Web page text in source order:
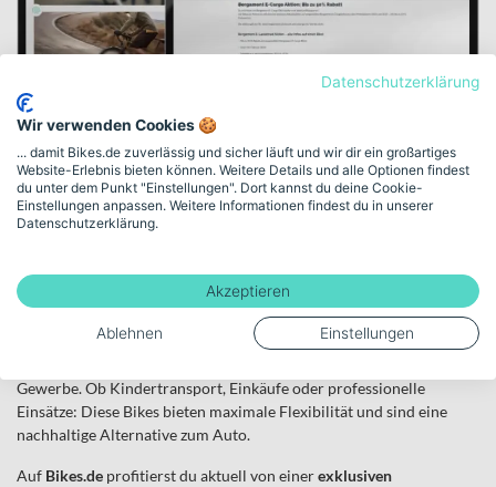
Bergamont E-Cargo
Aktion
Vergünstigte Cargobikes und
Mit Leichtigkeit Großes bewegen – mit einem Bergamont E-Cargo
Bergamont E-Cargo Bikes stehen für hohe Qualität, zuverlässige E-
Gewerbe. Ob Kindertransport, Einkäufe oder professionelle
Einsätze: Diese Bikes bieten maximale Flexibilität und sind eine
nachhaltige Alternative zum Auto.
Auf Bikes.de profitierst du aktuell von einerexklusiven
Datenschutzerklärung
Wir verwenden Cookies 🍪
... damit Bikes.de zuverlässig und sicher läuft und wir dir ein großartiges
Website-Erlebnis bieten können. Weitere Details und alle Optionen findest
du unter dem Punkt "Einstellungen". Dort kannst du deine Cookie-
Einstellungen anpassen. Weitere Informationen findest du in unserer
Datenschutzerklärung.
Akzeptieren
Ablehnen Einstellungen